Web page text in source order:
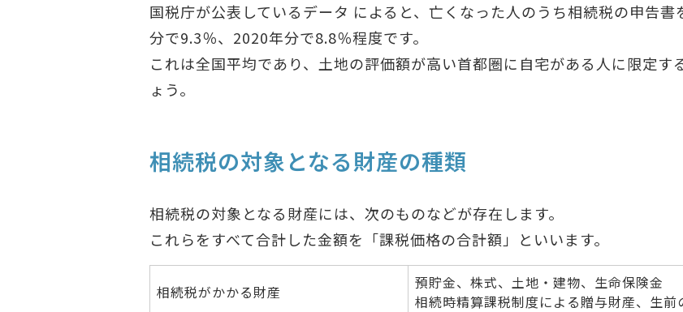
国税庁が公表しているデータ によると、亡くなった人のうち相続税の申告
分で9.3％、2020年分で8.8％程度です。
これは全国平均であり、土地の評価額が高い首都圏に自宅がある人に限定す
ょう。
相続税の対象となる財産の種類
相続税の対象となる財産には、次のものなどが存在します。
これらをすべて合計した金額を「課税価格の合計額」といいます。
相続税がかかる財産
預貯金、株式、土地・建物、生命保険金
相続時精算課税制度による贈与財産、生前